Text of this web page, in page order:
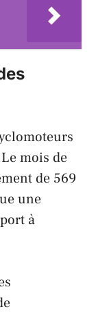
mois de
de 569
une
à